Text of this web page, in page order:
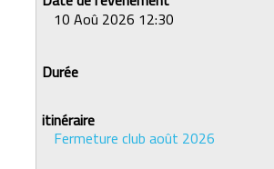
10 Aoû 2026 12:30
Fermeture club août 2026